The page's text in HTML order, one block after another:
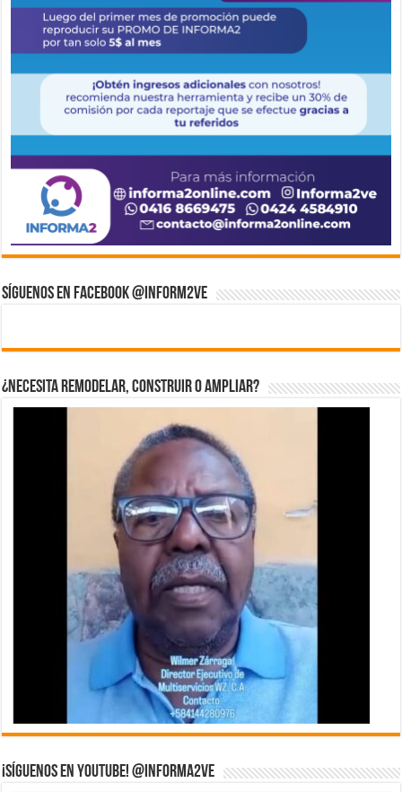
Síguenos en Facebook @inform2Ve
¿Necesita Remodelar, Construir o ampliar?
¡Síguenos en YouTube! @informa2ve